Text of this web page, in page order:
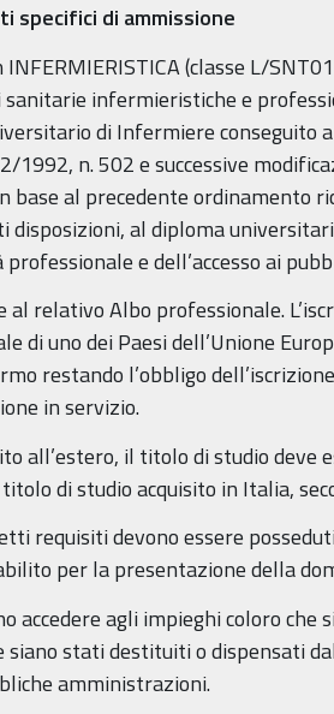
specifici di ammissione
INFERMIERISTICA (classe L/
sanitarie infermieristiche e
di Infermiere conseguito
1992, n. 502 e successive
base al precedente ordinamento
disposizioni, al diploma
e dell’accesso ai
al relativo Albo professionale.
di uno dei Paesi dell’Unione
restando l’obbligo
in servizio.
all’estero, il titolo di studio deve
di studio acquisito in Italia,
requisiti devono essere
per la presentazione della
accedere agli impieghi coloro
siano stati destituiti o dispensati
amministrazioni.